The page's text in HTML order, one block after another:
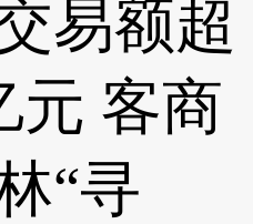
易额超
元 客商
“寻